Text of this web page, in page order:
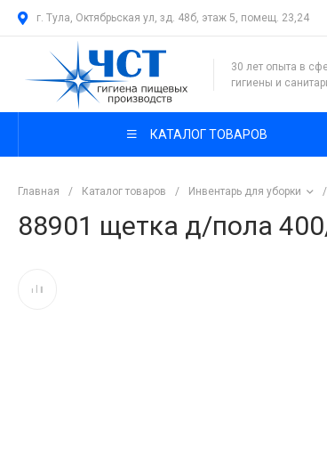
г. Тула, Октябрьская ул, зд. 48б, этаж 5, помещ. 23,24
30 лет опыта в
гигиены и
КАТАЛОГ ТОВАРОВ
Главная / Каталог товаров / Инвентарь для уборки /
88901 щетка д/пола